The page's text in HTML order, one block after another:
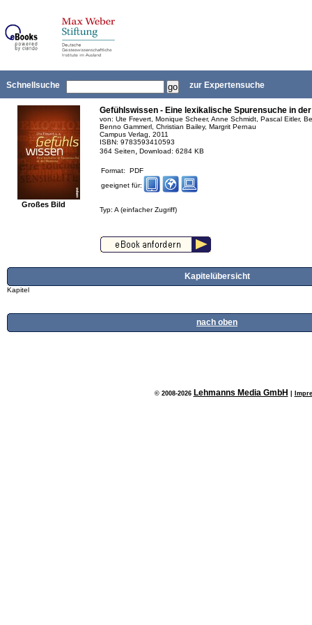
Schnellsuche zur Expertensuche
Großes Bild
Gefühlswissen - Eine lexikalische Spurensuche in
von: Ute Frevert, Monique Scheer, Anne Schmidt, Pascal Eitler,
Benno Gammerl, Christian Bailey, Margrit Pernau
Campus Verlag, 2011
ISBN: 9783593410593
364 Seiten, Download: 6284 KB
Format: PDF
geeignet für:
Typ: A (einfacher Zugriff)
Kapitelübersicht
Kapitel
nach oben
© 2008-2026 Lehmanns Media GmbH